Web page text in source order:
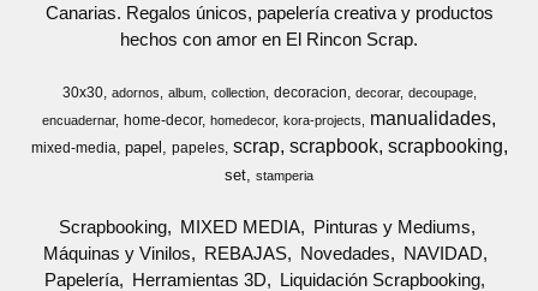
Canarias. Regalos únicos, papelería creativa y productos
hechos con amor en El Rincon Scrap.
30x30 adornos album collection decoracion decorar
decoupage
encuadernar home-decor homedecor kora-projects manualidades
mixed-media papel papeles scrap scrapbook scrapbooking
set stamperia
Scrapbooking MIXED MEDIA
Pinturas y Mediums
Máquinas y Vinilos
REBAJAS Novedades
NAVIDAD
Papelería
Herramientas 3D
Liquidación Scrapbooking